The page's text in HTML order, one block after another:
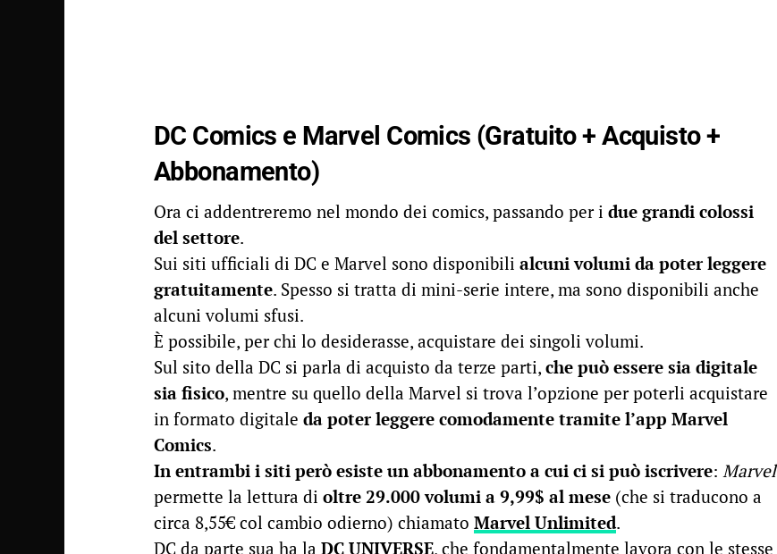
DC Comics e Marvel Comics (Gratuito + Acquisto +
Abbonamento)
Ora ci addentreremo nel mondo dei comics, passando per i due grandi colossi
del settore.
Sui siti ufficiali di DC e Marvel sono disponibili alcuni volumi da poter leggere
gratuitamente. Spesso si tratta di mini-serie intere, ma sono disponibili anche
alcuni volumi sfusi.
È possibile, per chi lo desiderasse, acquistare dei singoli volumi.
Sul sito della DC si parla di acquisto da terze parti, che può essere sia digitale
sia fisico, mentre su quello della Marvel si trova l’opzione per poterli acquistare
in formato digitale da poter leggere comodamente tramite l’app Marvel
Comics.
In entrambi i siti però esiste un abbonamento a cui ci si può iscrivere: Marvel
permette la lettura di oltre 29.000 volumi a 9,99$ al mese (che si traducono a
circa 8,55€ col cambio odierno) chiamato Marvel Unlimited.
DC da parte sua ha la DC UNIVERSE, che fondamentalmente lavora con le stesse